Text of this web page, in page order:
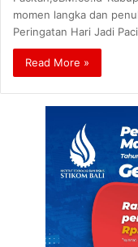
momen langka dan
Peringatan Hari Jadi
Read More »